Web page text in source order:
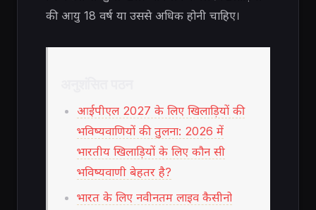
की आयु 18 वर्ष या उससे अधिक होनी चाहिए।
आईपीएल 2027 के लिए खिलाड़ियों की
भविष्यवाणियों की तुलना: 2026 में
भारतीय खिलाड़ियों के लिए कौन सी
भविष्यवाणी बेहतर है?
भारत के लिए नवीनतम लाइव कैसीनो